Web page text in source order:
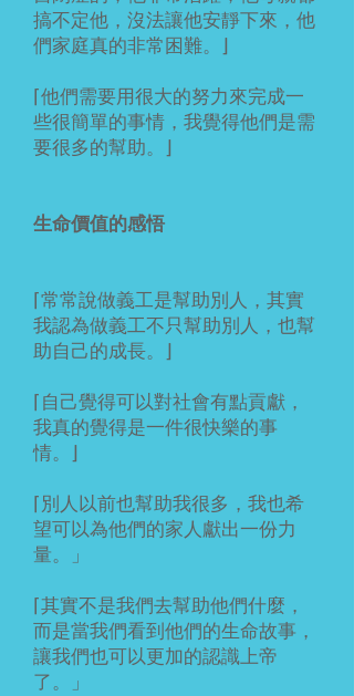
搞不定他，沒法讓他安靜下來，他
們家庭真的非常困難。⌋
⌈他們需要用很大的努力來完成一
些很簡單的事情，我覺得他們是需
要很多的幫助。⌋
生命價值的感悟
⌈常常說做義工是幫助別人，其實
我認為做義工不只幫助別人，也幫
助自己的成長。⌋
⌈自己覺得可以對社會有點貢獻，
我真的覺得是一件很快樂的事
情。⌋
⌈別人以前也幫助我很多，我也希
望可以為他們的家人獻出一份力
量。」
⌈其實不是我們去幫助他們什麼，
而是當我們看到他們的生命故事，
讓我們也可以更加的認識上帝
了。」